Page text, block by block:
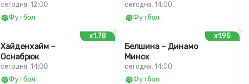
сегодня, 12:00
Футбол
сегодня, 14:00
Футбол
x1.78
Хайденхайм –
Оснабрюк
сегодня, 14:00
Футбол
x1.95
Белшина – Динамо
Минск
сегодня, 14:00
Футбол